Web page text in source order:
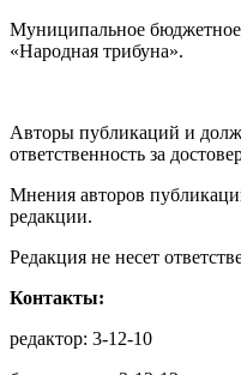
Муниципальное бюджетное
«Народная трибуна».
Авторы публикаций и
ответственность за
Мнения авторов
редакции.
Редакция не несет
Контакты:
редактор: 3-12-10